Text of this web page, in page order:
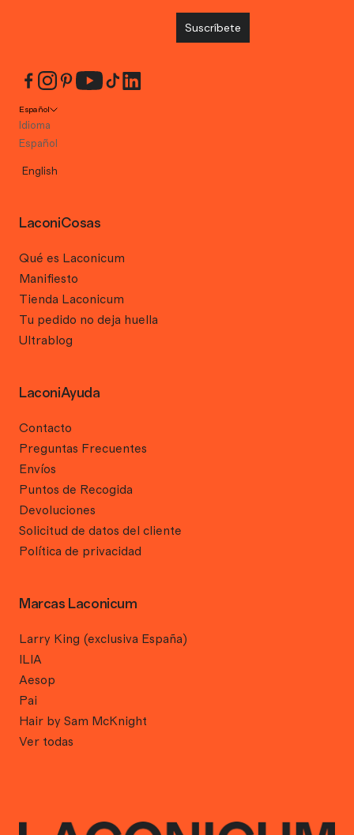
Suscríbete
Español
Idioma
Español
English
LaconiCosas
Qué es Laconicum
Manifiesto
Tienda Laconicum
Tu pedido no deja huella
Ultrablog
LaconiAyuda
Contacto
Preguntas Frecuentes
Envíos
Puntos de Recogida
Devoluciones
Solicitud de datos del cliente
Política de privacidad
Marcas Laconicum
Larry King (exclusiva España)
ILIA
Aesop
Pai
Hair by Sam McKnight
Ver todas